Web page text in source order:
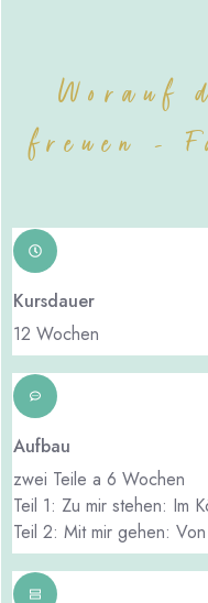
Worauf
freuen -
Kursdauer
12 Wochen
Aufbau
zwei Teile a 6 Wochen
Teil 1: Zu mir stehen: Im
Teil 2: Mit mir gehen: